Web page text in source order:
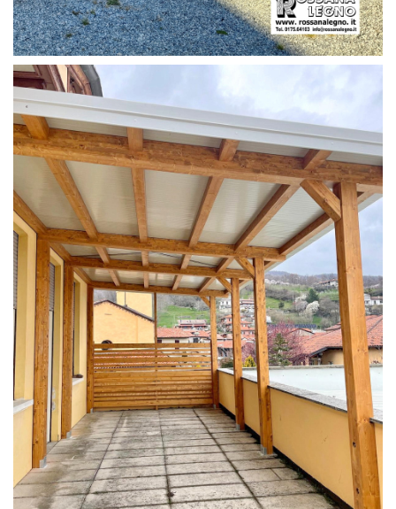
PERGOLA CON PAVIMENTO E FRANGIVISTA